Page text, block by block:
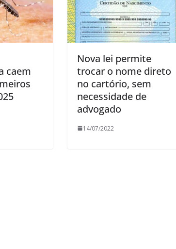
caem
Nova lei permite
trocar o nome direto
no cartório, sem
necessidade de
advogado
14/07/2022